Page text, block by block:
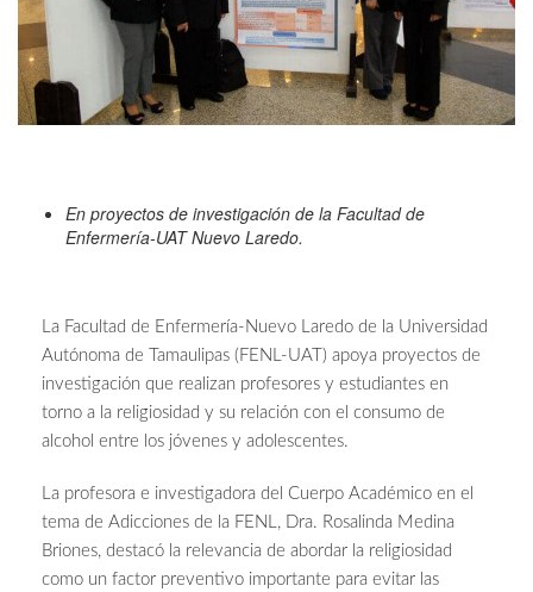
En proyectos de investigación de la Facultad de
Enfermería-UAT Nuevo Laredo.
La Facultad de Enfermería-Nuevo Laredo de la Universidad
Autónoma de Tamaulipas (FENL-UAT) apoya proyectos de
investigación que realizan profesores y estudiantes en
torno a la religiosidad y su relación con el consumo de
alcohol entre los jóvenes y adolescentes.
La profesora e investigadora del Cuerpo Académico en el
tema de Adicciones de la FENL, Dra. Rosalinda Medina
Briones, destacó la relevancia de abordar la religiosidad
como un factor preventivo importante para evitar las